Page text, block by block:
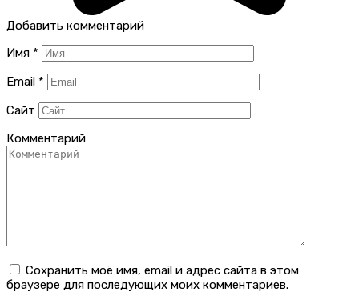
Добавить комментарий
Имя *
Email *
Сайт
Комментарий
Сохранить моё имя, email и адрес сайта в этом
браузере для последующих моих комментариев.